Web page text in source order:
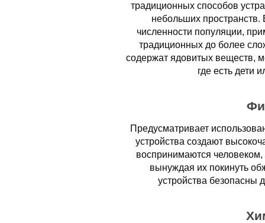
традиционных способов
небольших
численности популяции,
традиционных до более
содержат ядовитых веществ,
где есть дети
Предусматривает
устройства создают
воспринимаются
вынуждая их покинуть
устройства